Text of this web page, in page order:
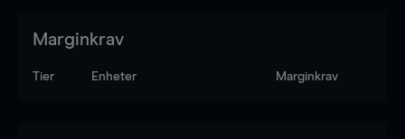
Marginkrav
Tier Enheter Marginkrav